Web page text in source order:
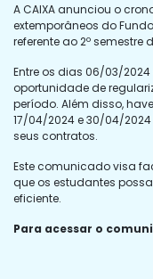
A CAIXA anunciou o
extemporâneos do
referente ao 2º semestre
Entre os dias 06/03/
oportunidade de
período. Além disso,
17/04/2024 e 30/04/
seus contratos.
Este comunicado visa
que os estudantes
eficiente.
Para acessar o